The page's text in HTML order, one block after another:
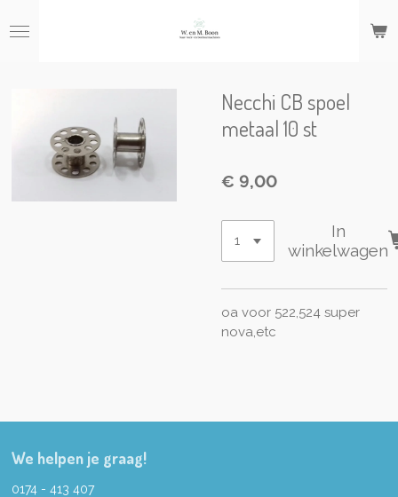
direct
Necchi CB spoel
metaal 10 st
€ 9,00
In
winkelwagen
oa voor 522,524 super
nova,etc
We helpen je graag!
0174 - 413 407